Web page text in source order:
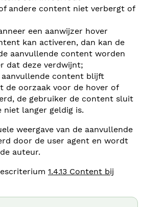
andere content niet verbergt of
een aanwijzer hover
kan activeren, dan kan de
aanvullende content worden
dat deze verdwijnt;
aanvullende content blijft
de oorzaak voor de hover of
de gebruiker de content sluit
langer geldig is.
weergave van de aanvullende
door de user agent en wordt
auteur.
1.4.13 Content bij